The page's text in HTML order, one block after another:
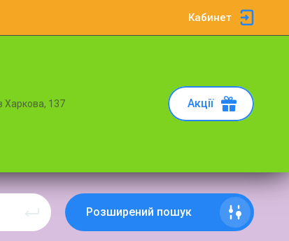
Кабинет
Харкова, 137 Акції
Розширений пошук